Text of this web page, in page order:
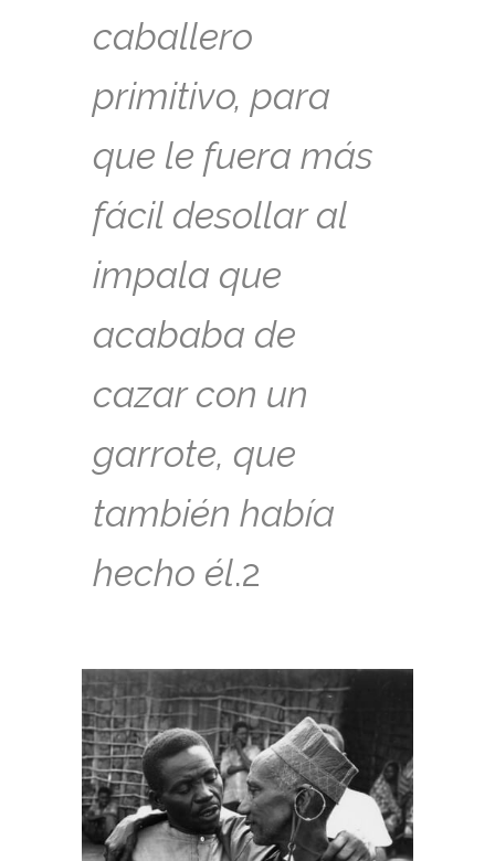
caballero
primitivo, para
que le fuera más
fácil desollar al
impala que
acababa de
cazar con un
garrote, que
también había
hecho él.2